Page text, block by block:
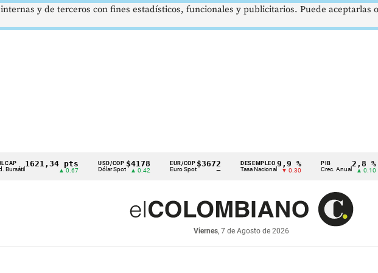
1621,34 pts USD/COP
Dólar Spot
$4178
▲ 0.42
EUR/COP
Euro Spot
$3672
—
DESEMPLEO
Tasa Nacional
9,9 %
▼ 0.30
PIB
Crec. Anual
2,8 %
▲ 0.10
Viernes, 7 de Agosto de 2026
y de terceros con fines estadísticos, funcionales y publicitarios. Puede aceptarlas